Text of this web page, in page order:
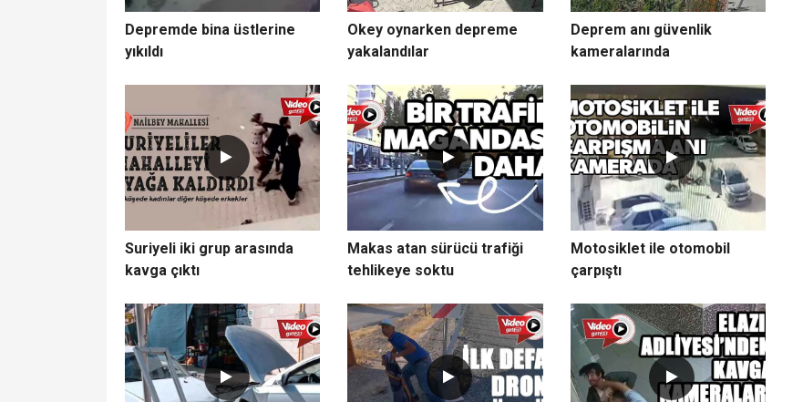
Depremde bina üstlerine
yıkıldı
Okey oynarken depreme
yakalandılar
Deprem anı güvenlik
kameralarında
Suriyeli iki grup arasında
kavga çıktı
Makas atan sürücü trafiği
tehlikeye soktu
Motosiklet ile otomobil
çarpıştı